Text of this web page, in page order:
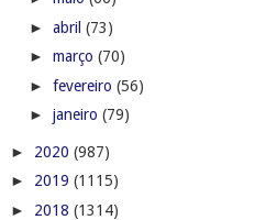
► abril (73)
► março (70)
► fevereiro (56)
► janeiro (79)
► 2020 (987)
► 2019 (1115)
► 2018 (1314)